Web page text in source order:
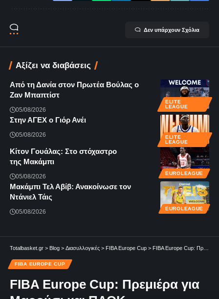
Δεν υπάρχουν Σχόλια
Αξίζει να διαβάσεις
ELITE
LEAGUE
Από τη Δανία στον Πρωτέα Βούλας ο
Ζαν Μπαπτίστ
05/08/2026
ELITE
LEAGUE
Στην ΑΓΕΧ ο Γιόρ Ανέι
05/08/2026
EUROLEAGUE
Κίτον Γουάλας: Στο στόχαστρο
της Μακάμπι
05/08/2026
EUROLEAGUE
Μακάμπι Τελ Αβίβ: Ανακοίνωσε τον
Ντάνιελ Τάις
05/08/2026
Totalbasket.gr > Blog > Διασυλλογικές > FIBA Europe Cup > FIBA Europe Cup: Πρεμιέρα για Μαρούσι και ΠΑΟΚ
FIBA EUROPE CUP
FIBA Europe Cup: Πρεμιέρα για